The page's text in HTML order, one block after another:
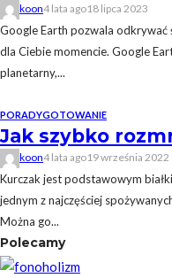
koon4 lata ago18 lipca 2023
Google Earth pozwala odkrywać
dla Ciebie momencie. Google
planetarny,...
PORADYGOTOWANIE
Jak szybko
koon4 lata ago19 września 2022
Kurczak jest podstawowym
jednym z najczęściej
Można go...
Polecamy